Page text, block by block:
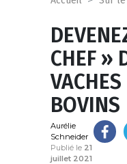
CHEF »
VACHES
BOVINS
Aurélie
Schneider
Publié le 21
juillet 2021